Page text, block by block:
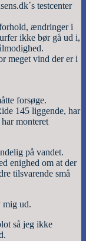
testcenter
ændringer i
ikke bør gå ud i,
meget vind der er i
forsøge.
145 liggende, har
monteret
på vandet.
enighed om at der
tilsvarende små
mig ud.
så jeg ikke